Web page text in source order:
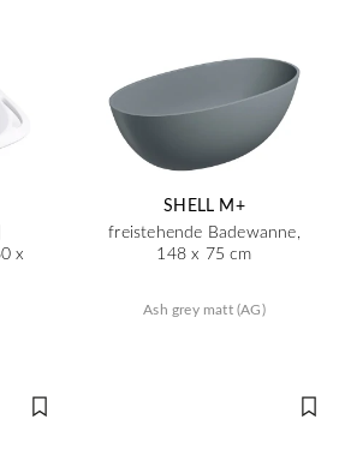
x
SHELL M+
freistehende Badewanne,
148 x 75 cm
Ash grey matt (AG)